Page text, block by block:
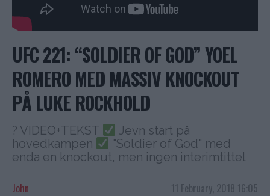
UFC 221: “SOLDIER OF GOD” YOEL
ROMERO MED MASSIV KNOCKOUT
PÅ LUKE ROCKHOLD
? VIDEO+TEKST
Jevn start på
hovedkampen
"Soldier of God" med
enda en knockout, men ingen interimtittel
11 February, 2018 16:05
John